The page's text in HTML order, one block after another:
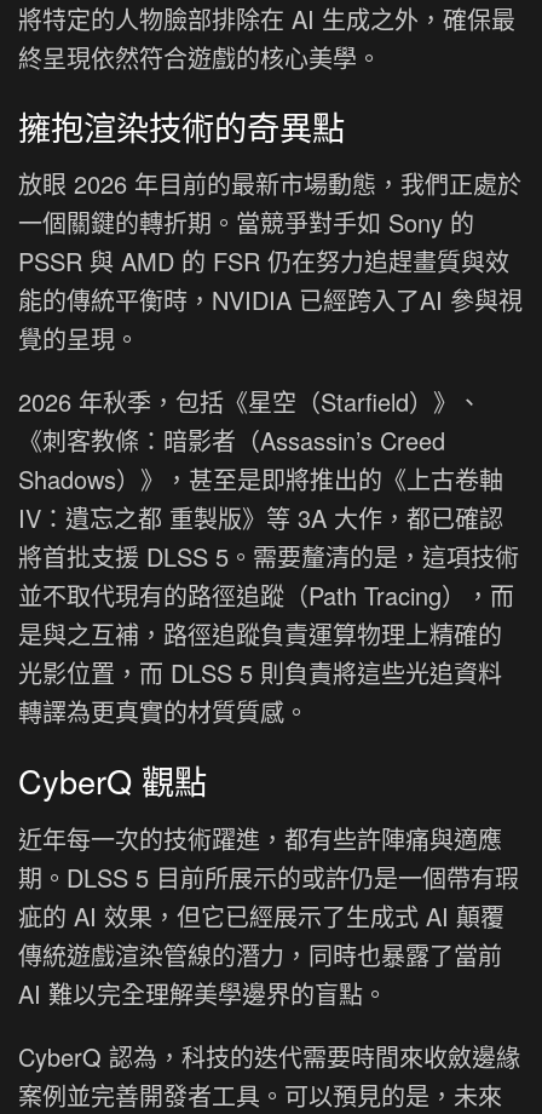
將特定的人物臉部排除在 AI 生成之外，確保最
終呈現依然符合遊戲的核心美學。
擁抱渲染技術的奇異點
放眼 2026 年目前的最新市場動態，我們正處於
一個關鍵的轉折期。當競爭對手如 Sony 的
PSSR 與 AMD 的 FSR 仍在努力追趕畫質與效
能的傳統平衡時，NVIDIA 已經跨入了AI 參與視
覺的呈現。
2026 年秋季，包括《星空（Starfield）》、
《刺客教條：暗影者（Assassin’s Creed
Shadows）》，甚至是即將推出的《上古卷軸
IV：遺忘之都 重製版》等 3A 大作，都已確認
將首批支援 DLSS 5。需要釐清的是，這項技術
並不取代現有的路徑追蹤（Path Tracing），而
是與之互補，路徑追蹤負責運算物理上精確的
光影位置，而 DLSS 5 則負責將這些光追資料
轉譯為更真實的材質質感。
CyberQ 觀點
近年每一次的技術躍進，都有些許陣痛與適應
期。DLSS 5 目前所展示的或許仍是一個帶有瑕
疵的 AI 效果，但它已經展示了生成式 AI 顛覆
傳統遊戲渲染管線的潛力，同時也暴露了當前
AI 難以完全理解美學邊界的盲點。
CyberQ 認為，科技的迭代需要時間來收斂邊緣
案例並完善開發者工具。可以預見的是，未來